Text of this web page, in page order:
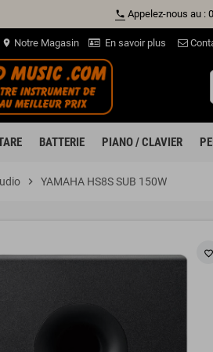
phone Appelez-nous au :
location_on Notre Magasin En savoir plus
BATTERIE PIANO / CLAVIER
chevron_right YAMAHA HS8S SUB 150W
favorite_border